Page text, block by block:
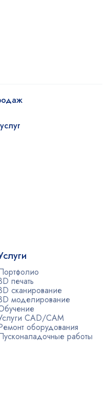
печать
сканирование
моделирование
CAD/CAM
оборудования
работы